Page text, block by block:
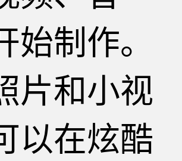
始制作。
片和小视
以在炫酷